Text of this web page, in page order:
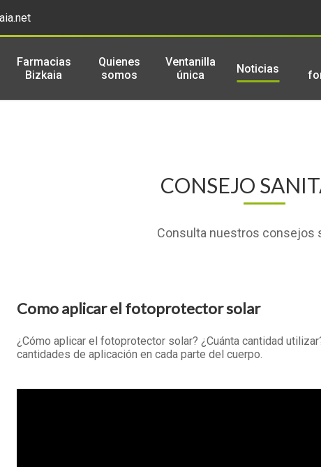
Farmacias
Bizkaia
Quienes
somos
Ventanilla
única
Noticias
CONSEJO
Consulta nuestros consejos
Como aplicar el fotoprotector solar
¿Cómo aplicar el fotoprotector solar? ¿Cuánta cantidad
cantidades de aplicación en cada parte del cuerpo.